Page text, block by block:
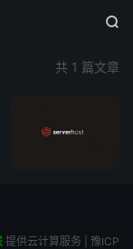

共 1 篇文章
提供云计算服务 | 豫ICP